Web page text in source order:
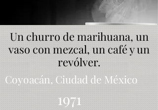
Un churro de marihuana, un
vaso con mezcal, un café y un
revólver.
Coyoacán, Ciudad de México
1971